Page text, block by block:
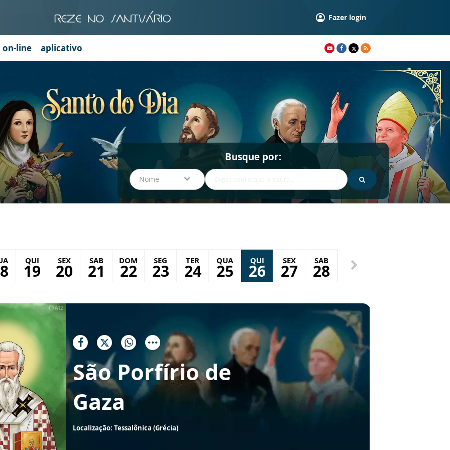
Fazer login
on-line aplicativo
Busque por:
Nome
QUI
19
SEX
20
SAB
21
DOM
22
SEG
23
TER
24
QUA
25
QUI
26
SEX
27
SAB
28
São Porfírio de
Gaza
Localização: Tessalônica (Grécia)